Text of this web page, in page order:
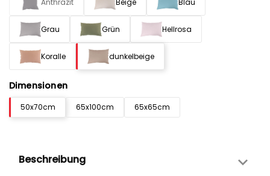
Grau Grün Hellrosa
Koralle dunkelbeige
Dimensionen
50x70cm 65x100cm 65x65cm
Beschreibung